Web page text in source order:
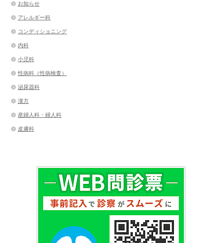
お知らせ
アレルギー科
コンディショニング
内科
小児科
性病科（性病検査）
泌尿器科
漢方
産婦人科・婦人科
皮膚科